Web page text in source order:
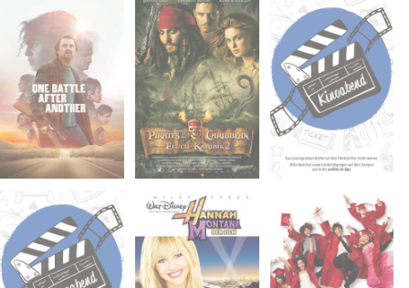
Do. 23.04.2026
18:30
Phil D -
Universität
Do. 30.04.2026
18:30
Phil D -
Universität
Do. 07.05.2026
18:30
Phil D -
Universität
Do. 07.05.2026
20:30
Do. 21.05.2026
18:30
Do. 28.05.2026
18:30